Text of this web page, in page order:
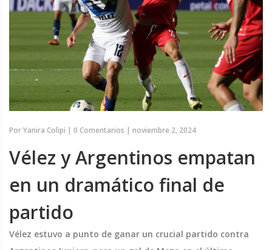
PorYanira Colipi | 0 Comentarios | noviembre 2, 2024
Vélez y Argentinos empatan
en un dramático final de
partido
Vélez estuvo a punto de ganar un crucial partido contra